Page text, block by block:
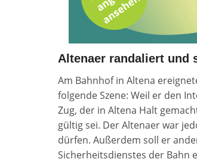
Altenaer randaliert und
Am Bahnhof in Altena
folgende Szene: Weil er den
Zug, der in Altena Halt
gültig sei. Der Altenaer war
dürfen. Außerdem soll er
Sicherheitsdienstes der Bahn